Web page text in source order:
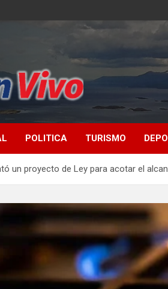
POLITICA TURISMO
un proyecto de Ley para acotar el